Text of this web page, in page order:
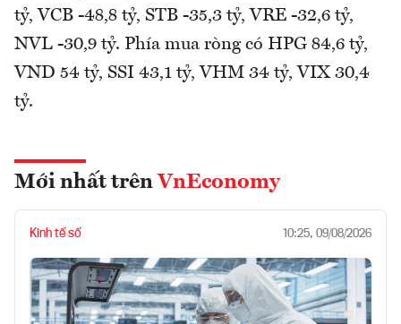
tỷ, VCB -48,8 tỷ, STB -35,3 tỷ, VRE -32,6 tỷ,
NVL -30,9 tỷ. Phía mua ròng có HPG 84,6 tỷ,
VND 54 tỷ, SSI 43,1 tỷ, VHM 34 tỷ, VIX 30,4
tỷ.
Mới nhất trên VnEconomy
Kinh tế số 10:25, 09/08/2026